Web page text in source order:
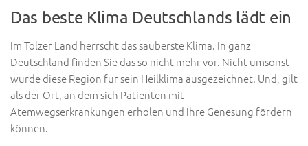
Das beste Klima Deutschlands lädt ein
Im Tölzer Land herrscht das sauberste Klima. In ganz
Deutschland finden Sie das so nicht mehr vor. Nicht umsonst
wurde diese Region für sein Heilklima ausgezeichnet. Und, gilt
als der Ort, an dem sich Patienten mit
Atemwegserkrankungen erholen und ihre Genesung fördern
können.